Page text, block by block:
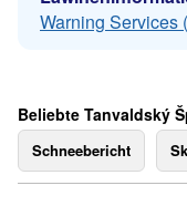
Warning Services
Beliebte Tanvaldský
Schneebericht